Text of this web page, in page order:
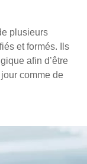
plusieurs
et formés. Ils
afin d’être
comme de